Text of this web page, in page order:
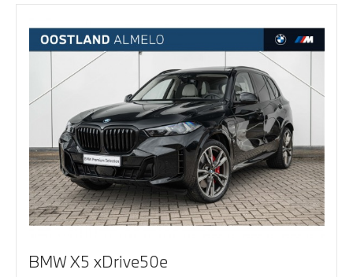
BMW X5 xDrive50e